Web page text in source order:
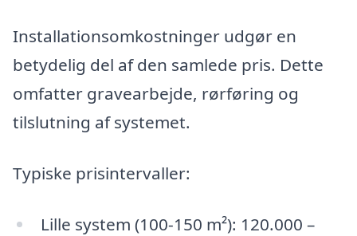
Installationsomkostninger udgør en
betydelig del af den samlede pris. Dette
omfatter gravearbejde, rørføring og
tilslutning af systemet.
Typiske prisintervaller:
Lille system (100-150 m²): 120.000 –